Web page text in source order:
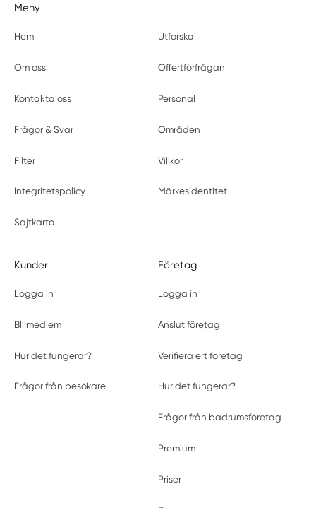
Meny
Hem Utforska
Om oss Offertförfrågan
Kontakta oss Personal
Frågor & Svar Områden
Filter Villkor
Integritetspolicy Märkesidentitet
Sajtkarta
Kunder
Logga in
Bli medlem
Hur det fungerar?
Frågor från besökare
Företag
Logga in
Anslut företag
Verifiera ert företag
Hur det fungerar?
Frågor från badrumsföretag
Premium
Priser